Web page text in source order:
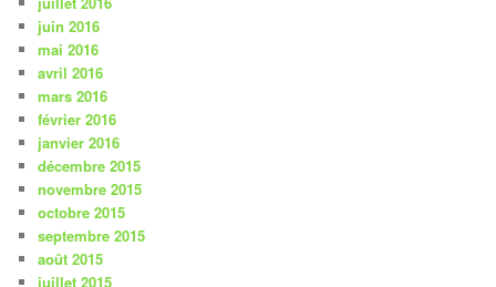
juin 2016
mai 2016
avril 2016
mars 2016
février 2016
janvier 2016
décembre 2015
novembre 2015
octobre 2015
septembre 2015
août 2015
juillet 2015